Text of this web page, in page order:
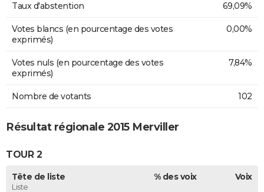
Taux d'abstention 69,09%
Votes blancs (en pourcentage des votes
exprimés)
0,00%
Votes nuls (en pourcentage des votes
exprimés)
7,84%
Nombre de votants 102
Résultat régionale 2015 Merviller
TOUR 2
Tête de liste
Liste
% des voix Voix